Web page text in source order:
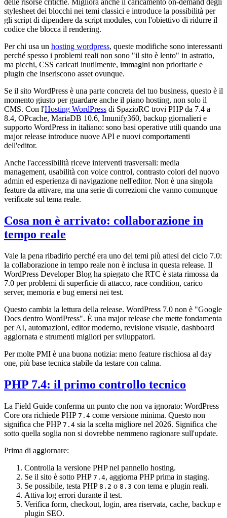
delle risorse critiche. Migliora anche il caricamento on-demand degli
stylesheet dei blocchi nei temi classici e introduce la possibilità per
gli script di dipendere da script modules, con l'obiettivo di ridurre il
codice che blocca il rendering.
Per chi usa un hosting wordpress, queste modifiche sono interessanti
perché spesso i problemi reali non sono "il sito è lento" in astratto,
ma picchi, CSS caricati inutilmente, immagini non prioritarie e
plugin che inseriscono asset ovunque.
Se il sito WordPress è una parte concreta del tuo business, questo è il
momento giusto per guardare anche il piano hosting, non solo il
CMS. Con l'Hosting WordPress di SpazioRC trovi PHP da 7.4 a
8.4, OPcache, MariaDB 10.6, Imunify360, backup giornalieri e
supporto WordPress in italiano: sono basi operative utili quando una
major release introduce nuove API e nuovi comportamenti
dell'editor.
Anche l'accessibilità riceve interventi trasversali: media
management, usabilità con voice control, contrasto colori del nuovo
admin ed esperienza di navigazione nell'editor. Non è una singola
feature da attivare, ma una serie di correzioni che vanno comunque
verificate sul tema reale.
Cosa non è arrivato: collaborazione in
tempo reale
Vale la pena ribadirlo perché era uno dei temi più attesi del ciclo 7.0:
la collaborazione in tempo reale non è inclusa in questa release. Il
WordPress Developer Blog ha spiegato che RTC è stata rimossa da
7.0 per problemi di superficie di attacco, race condition, carico
server, memoria e bug emersi nei test.
Questo cambia la lettura della release. WordPress 7.0 non è "Google
Docs dentro WordPress". È una major release che mette fondamenta
per AI, automazioni, editor moderno, revisione visuale, dashboard
aggiornata e strumenti migliori per sviluppatori.
Per molte PMI è una buona notizia: meno feature rischiosa al day
one, più base tecnica stabile da testare con calma.
PHP 7.4: il primo controllo tecnico
La Field Guide conferma un punto che non va ignorato: WordPress
Core ora richiede PHP 7.4 come versione minima. Questo non
significa che PHP 7.4 sia la scelta migliore nel 2026. Significa che
sotto quella soglia non si dovrebbe nemmeno ragionare sull'update.
Prima di aggiornare:
Controlla la versione PHP nel pannello hosting.
Se il sito è sotto PHP 7.4, aggiorna PHP prima in staging.
Se possibile, testa PHP 8.2 o 8.3 con tema e plugin reali.
Attiva log errori durante il test.
Verifica form, checkout, login, area riservata, cache, backup e
plugin SEO.